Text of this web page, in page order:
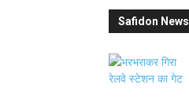
Safidon News